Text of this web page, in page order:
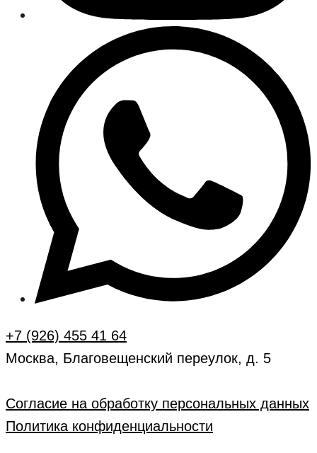
+7 (926) 455 41 64
Москва, Благовещенский переулок, д. 5
Согласие на обработку персональных данных
Политика конфиденциальности